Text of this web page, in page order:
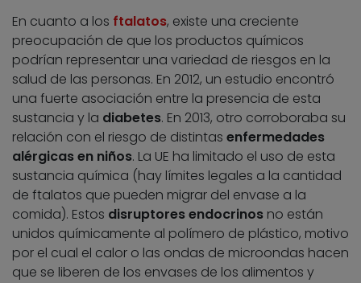
En cuanto a los ftalatos, existe una creciente
preocupación de que los productos químicos
podrían representar una variedad de riesgos en la
salud de las personas. En 2012, un estudio encontró
una fuerte asociación entre la presencia de esta
sustancia y la diabetes. En 2013, otro corroboraba su
relación con el riesgo de distintas enfermedades
alérgicas en niños. La UE ha limitado el uso de esta
sustancia química (hay límites legales a la cantidad
de ftalatos que pueden migrar del envase a la
comida). Estos disruptores endocrinos no están
unidos químicamente al polímero de plástico, motivo
por el cual el calor o las ondas de microondas hacen
que se liberen de los envases de los alimentos y